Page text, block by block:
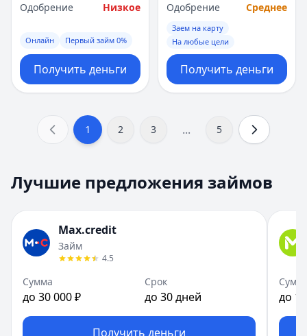
Одобрение
Низкое
Онлайн Первый займ 0%
Получить деньги
Одобрение
Среднее
Заем на карту
На любые цели
Получить деньги
1 2 3 ... 5
Лучшие предложения займов
Max.credit
Займ
4.5
Сумма
до 30 000 ₽
Срок
до 30 дней
Получить деньги
до